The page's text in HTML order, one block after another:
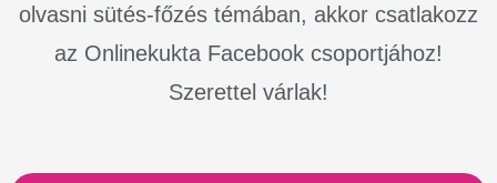
olvasni sütés-főzés témában, akkor csatlakozz
az Onlinekukta Facebook csoportjához!
Szerettel várlak!